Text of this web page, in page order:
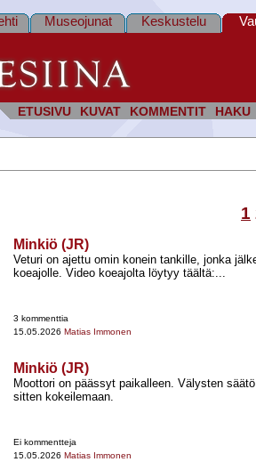
ETUSIVU KUVAT KOMMENTIT HAKU
Museojunat Keskustelu
1
Minkiö (JR)
Veturi on ajettu omin konein tankille, jonka
koeajolle. Video koeajolta löytyy täältä:...
3 kommenttia
15.05.2026 Matias Immonen
Minkiö (JR)
Moottori on päässyt paikalleen. Välysten
sitten kokeilemaan.
Ei kommentteja
15.05.2026 Matias Immonen